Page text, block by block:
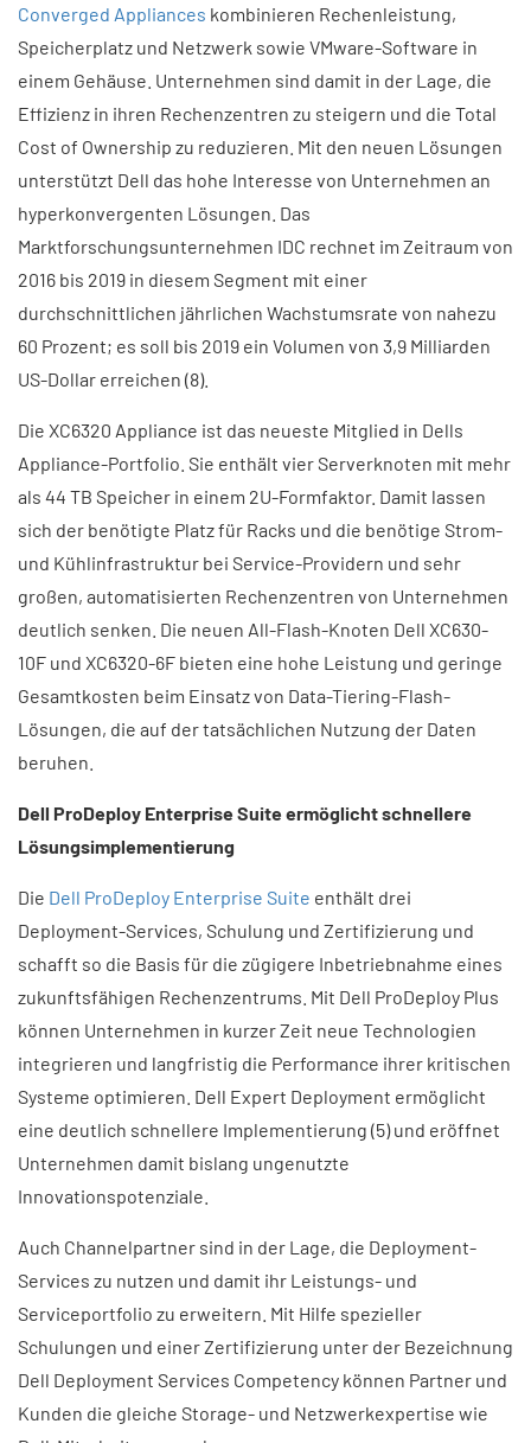
Converged Appliances kombinieren Rechenleistung,
Speicherplatz und Netzwerk sowie VMware-Software in
einem Gehäuse. Unternehmen sind damit in der Lage, die
Effizienz in ihren Rechenzentren zu steigern und die Total
Cost of Ownership zu reduzieren. Mit den neuen Lösungen
unterstützt Dell das hohe Interesse von Unternehmen an
hyperkonvergenten Lösungen. Das
Marktforschungsunternehmen IDC rechnet im Zeitraum von
2016 bis 2019 in diesem Segment mit einer
durchschnittlichen jährlichen Wachstumsrate von nahezu
60 Prozent; es soll bis 2019 ein Volumen von 3,9 Milliarden
US-Dollar erreichen (8).
Die XC6320 Appliance ist das neueste Mitglied in Dells
Appliance-Portfolio. Sie enthält vier Serverknoten mit mehr
als 44 TB Speicher in einem 2U-Formfaktor. Damit lassen
sich der benötigte Platz für Racks und die benötige Strom-
und Kühlinfrastruktur bei Service-Providern und sehr
großen, automatisierten Rechenzentren von Unternehmen
deutlich senken. Die neuen All-Flash-Knoten Dell XC630-
10F und XC6320-6F bieten eine hohe Leistung und geringe
Gesamtkosten beim Einsatz von Data-Tiering-Flash-
Lösungen, die auf der tatsächlichen Nutzung der Daten
beruhen.
Dell ProDeploy Enterprise Suite ermöglicht schnellere
Lösungsimplementierung
Die Dell ProDeploy Enterprise Suite enthält drei
Deployment-Services, Schulung und Zertifizierung und
schafft so die Basis für die zügigere Inbetriebnahme eines
zukunftsfähigen Rechenzentrums. Mit Dell ProDeploy Plus
können Unternehmen in kurzer Zeit neue Technologien
integrieren und langfristig die Performance ihrer kritischen
Systeme optimieren. Dell Expert Deployment ermöglicht
eine deutlich schnellere Implementierung (5) und eröffnet
Unternehmen damit bislang ungenutzte
Innovationspotenziale.
Auch Channelpartner sind in der Lage, die Deployment-
Services zu nutzen und damit ihr Leistungs- und
Serviceportfolio zu erweitern. Mit Hilfe spezieller
Schulungen und einer Zertifizierung unter der Bezeichnung
Dell Deployment Services Competency können Partner und
Kunden die gleiche Storage- und Netzwerkexpertise wie